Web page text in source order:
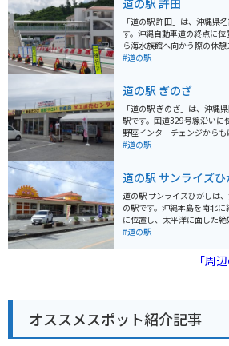
「道の駅 許田」は、沖縄県
す。沖縄自動車道の終点に
ら海水族館へ向かう際の休
地元の新鮮な野菜や果物が豊
沖縄そばやタコライスなどの
食店もあります。 バイクで訪れる場合、道の駅には広い
駐車場が完備されているの
憩場所としてはもちろん、沖
としても便利です。 周辺には、パイナップルパークやナ
にもアクセスできます。
#道の駅
道の駅 ぎのざ
「道の駅 ぎのざ」は、沖縄
駅です。国道329号線沿いに
野座インターチェンジから
セスも便利です。 施設内には、地元の新鮮な野菜や果物
の食材を使った料理を楽しむ
の駅に隣接して、野球場や
設を備えた「ぎのざ運動公園」があ
の休憩場所としても最適な場
がら、地元の美味しいものを
ルやマンゴーなどの果物の
#道の駅
道の駅 サンライズひ
道の駅 サンライズひがしは
の駅です。沖縄本島を南北
に位置し、太平洋に面した
す。 施設内には、地元の新鮮な野菜や果物を販売する農
ンがあります。また、太平
は、水平線から昇る朝日を眺
は、パイナップルの生産が盛
ます。道の駅 サンライズひが
ルや、パイナップルを使っ
#道の駅
「周
オススメスポット紹介記事